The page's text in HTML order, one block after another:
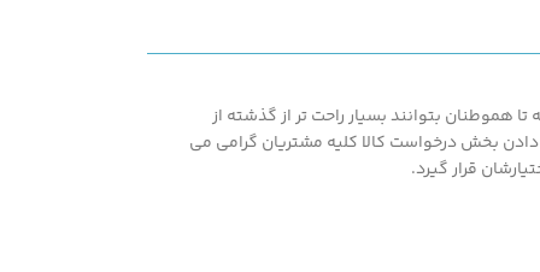
هموطنان بتوانند بسیار راحت تر از گذشته از
همپنین با در اختیار قرار دادن بخش درخواست کالا کلیه مشتریان گرامی می
قرار گیرد.